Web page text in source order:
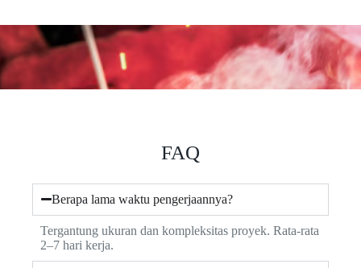
FAQ
Berapa lama waktu pengerjaannya?
Tergantung ukuran dan kompleksitas proyek. Rata-rata
2–7 hari kerja.